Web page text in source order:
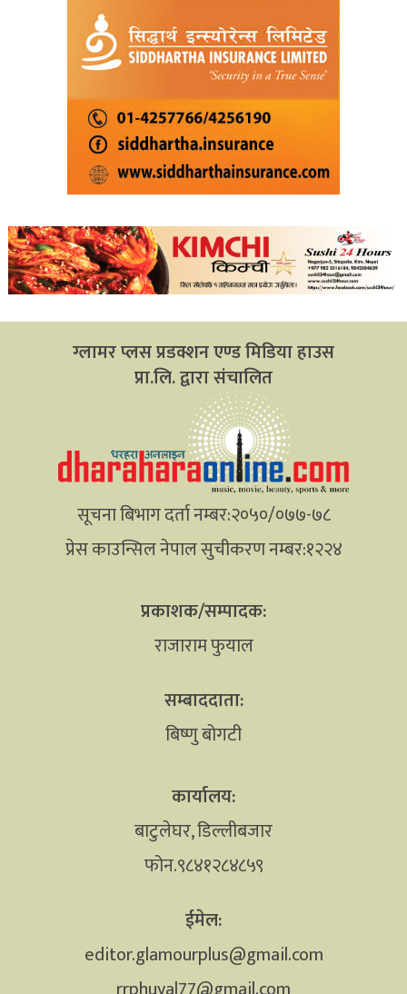
ग्लामर प्लस प्रडक्शन एण्ड मिडिया हाउस
प्रा.लि. द्वारा संचालित
सूचना बिभाग दर्ता नम्बर:२०५०/०७७-७८
प्रेस काउन्सिल नेपाल सुचीकरण नम्बर:१२२४
प्रकाशक/सम्पादक:
राजाराम फुयाल
सम्बाददाता:
बिष्णु बोगटी
कार्यालय:
बाटुलेघर, डिल्लीबजार
फोन.९८४१२८४८५९
ईमेल:
editor.glamourplus@gmail.com